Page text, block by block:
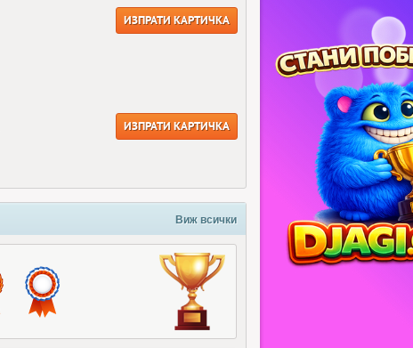
ИЗПРАТИ КАРТИЧКА
ИЗПРАТИ КАРТИЧКА
Виж всички